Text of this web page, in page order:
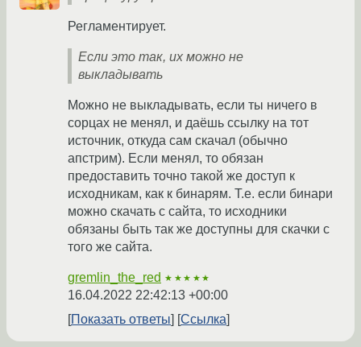
Регламентирует.
Если это так, их можно не
выкладывать
Можно не выкладывать, если ты ничего в
сорцах не менял, и даёшь ссылку на тот
источник, откуда сам скачал (обычно
апстрим). Если менял, то обязан
предоставить точно такой же доступ к
исходникам, как к бинарям. Т.е. если бинари
можно скачать с сайта, то исходники
обязаны быть так же доступны для скачки с
того же сайта.
gremlin_the_red ★★★★★
16.04.2022 22:42:13 +00:00
Показать ответы
Ссылка